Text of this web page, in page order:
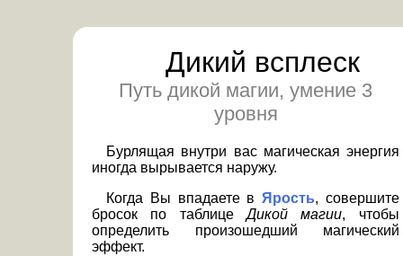
Дикий всплеск
Путь дикой магии, умение 3
уровня
Бурлящая внутри вас магическая энергия
иногда вырывается наружу.
Когда Вы впадаете в Ярость, совершите
бросок по таблицеДикой магии, чтобы
определить произошедший магический
эффект.